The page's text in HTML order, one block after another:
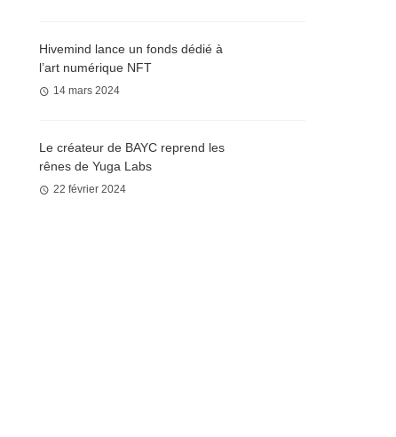
Hivemind lance un fonds dédié à
l’art numérique NFT
14 mars 2024
Le créateur de BAYC reprend les
rênes de Yuga Labs
22 février 2024